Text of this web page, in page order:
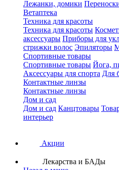
Лежанки, домики
Ветаптека
Техника для красоты
Техника для красоты
аксессуары Приборы для
стрижки волос Эпиляторы
Спортивные товары
Спортивные товары Йога,
Аксессуары для спорта Для
Контактные линзы
Контактные линзы
Дом и сад
Дом и сад Канцтовары
интерьер
Акции
Лекарства и БАДы